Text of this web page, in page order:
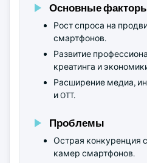
Основные
Рост спроса на
смартфонов.
Развитие
креатинга и
Расширение медиа,
и OTT.
Проблемы
Острая конкуренция
камер смартфонов.